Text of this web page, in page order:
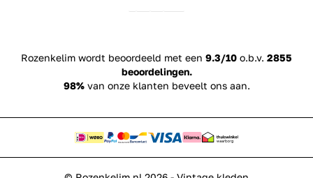
Rozenkelim wordt beoordeeld met een 9.3/10 o.b.v. 2855
beoordelingen.
98%van onze klanten beveelt ons aan.